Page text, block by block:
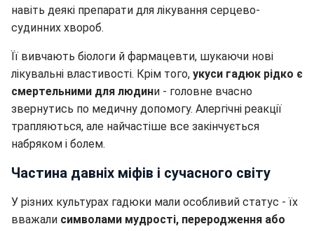
навіть деякі препарати для лікування серцево-
судинних хвороб.
Її вивчають біологи й фармацевти, шукаючи нові
лікувальні властивості. Крім того, укуси гадюк рідко є
смертельними для людини - головне вчасно
звернутись по медичну допомогу. Алергічні реакції
трапляються, але найчастіше все закінчується
набряком і болем.
Частина давніх міфів і сучасного світу
У різних культурах гадюки мали особливий статус - їх
вважали символами мудрості, переродження або